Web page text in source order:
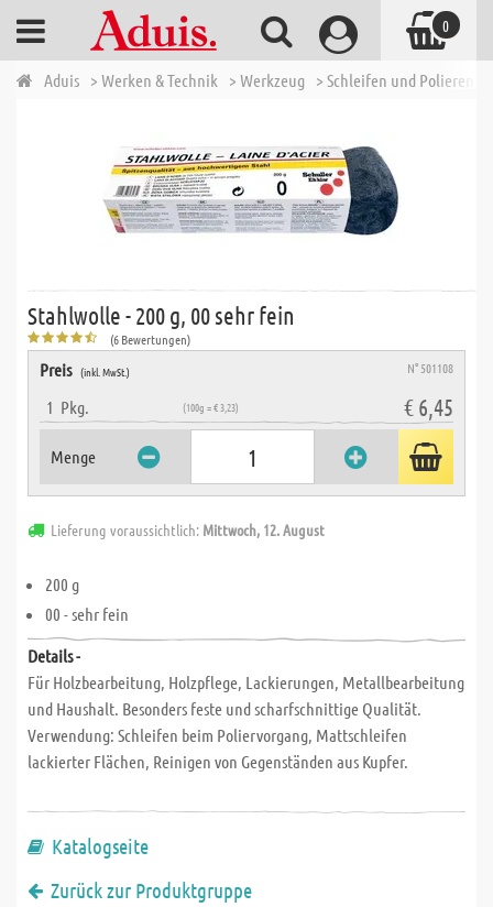
Aduis > Werken & Technik > Werkzeug > Schleifen und Polieren
Stahlwolle - 200 g, 00 sehr fein
(6 Bewertungen)
Preis (inkl. MwSt.) N° 501108
1 Pkg. (100g = € 3,23) € 6,45
Menge
Lieferung voraussichtlich: Mittwoch, 12. August
200 g
00 - sehr fein
Details -
Für Holzbearbeitung, Holzpflege, Lackierungen, Metallbearbeitung
und Haushalt. Besonders feste und scharfschnittige Qualität.
Verwendung: Schleifen beim Poliervorgang, Mattschleifen
lackierter Flächen, Reinigen von Gegenständen aus Kupfer.
Katalogseite
Zurück zur Produktgruppe
0